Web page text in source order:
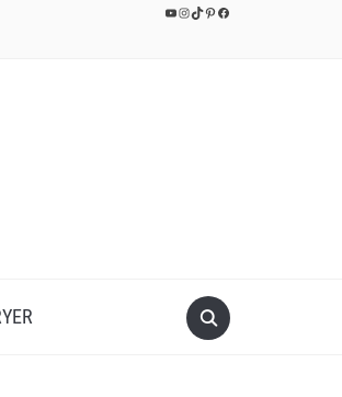
YouTube
Instagram
TikTok
Pinterest
Facebook